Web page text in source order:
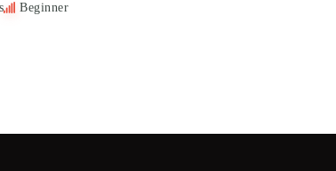
Beginner